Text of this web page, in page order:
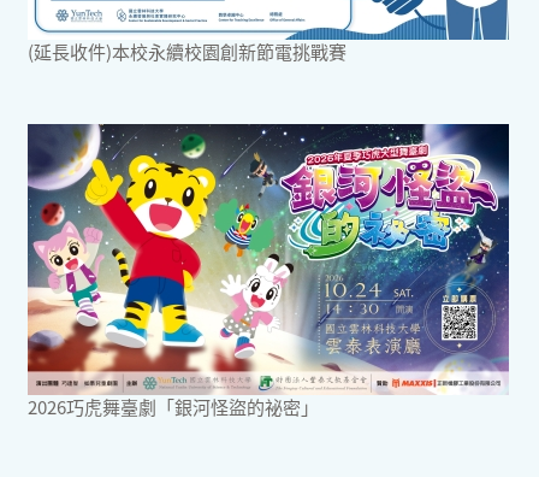
(延長收件)本校永續校園創新節電挑戰賽
2026巧虎舞臺劇「銀河怪盜的祕密」